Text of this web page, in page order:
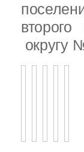
округу